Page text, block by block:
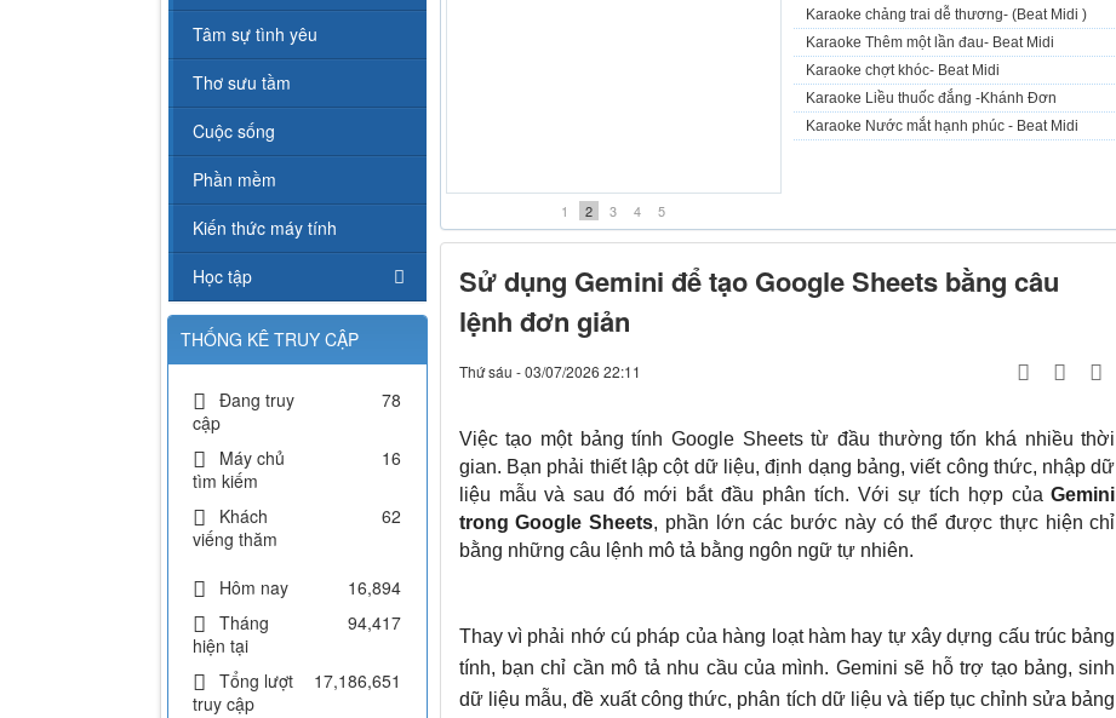
1 2 3 4 5
Karaoke chảng trai dễ thương- (Beat Midi )
Karaoke Thêm một lần đau- Beat Midi
Karaoke chợt khóc- Beat Midi
Karaoke Liều thuốc đắng -Khánh Đơn
Karaoke Nước mắt hạnh phúc - Beat Midi
Sử dụng Gemini để tạo Google Sheets bằng câu
lệnh đơn giản
Thứ sáu - 03/07/2026 22:11
Việc tạo một bảng tính Google Sheets từ đầu thường tốn khá nhiều thời
gian. Bạn phải thiết lập cột dữ liệu, định dạng bảng, viết công thức, nhập dữ
liệu mẫu và sau đó mới bắt đầu phân tích. Với sự tích hợp củaGemini
trong Google Sheets, phần lớn các bước này có thể được thực hiện chỉ
bằng những câu lệnh mô tả bằng ngôn ngữ tự nhiên.
Thay vì phải nhớ cú pháp của hàng loạt hàm hay tự xây dựng cấu trúc bảng
tính, bạn chỉ cần mô tả nhu cầu của mình. Gemini sẽ hỗ trợ tạo bảng, sinh
dữ liệu mẫu, đề xuất công thức, phân tích dữ liệu và tiếp tục chỉnh sửa bảng
Tâm sự tình yêu
Thơ sưu tầm
Cuộc sống
Phần mềm
Kiến thức máy tính
Học tập
THỐNG KÊ TRUY CẬP
Đang truy
cập
78
Máy chủ
tìm kiếm
16
Khách
viếng thăm
62
Hôm nay
16,894
Tháng
hiện tại
94,417
Tổng lượt
truy cập
17,186,651